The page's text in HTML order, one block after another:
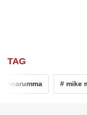
TAG
# mike